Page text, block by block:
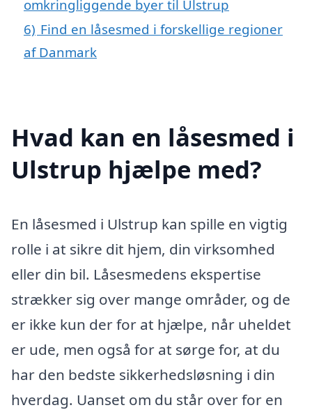
omkringliggende byer til Ulstrup
6) Find en låsesmed i forskellige regioner
af Danmark
Hvad kan en låsesmed i
Ulstrup hjælpe med?
En låsesmed i Ulstrup kan spille en vigtig
rolle i at sikre dit hjem, din virksomhed
eller din bil. Låsesmedens ekspertise
strækker sig over mange områder, og de
er ikke kun der for at hjælpe, når uheldet
er ude, men også for at sørge for, at du
har den bedste sikkerhedsløsning i din
hverdag. Uanset om du står over for en